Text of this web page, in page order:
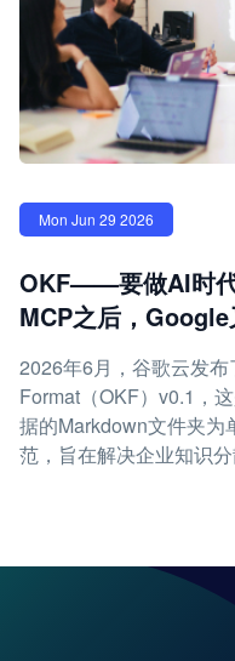
Mon Jun 29 2026
OKF——要做AI时
MCP之后，
2026年6月，谷歌云发
Format（OKF）v0.1，
据的Markdown文件夹为
范，旨在解决企业知识分